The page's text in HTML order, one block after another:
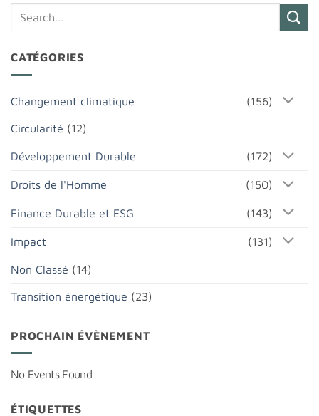
CATÉGORIES
Changement climatique (156)
Circularité (12)
Développement Durable (172)
Droits de l'Homme (150)
Finance Durable et ESG (143)
Impact (131)
Non Classé (14)
Transition énergétique (23)
PROCHAIN ÉVÈNEMENT
No Events Found
ÉTIQUETTES